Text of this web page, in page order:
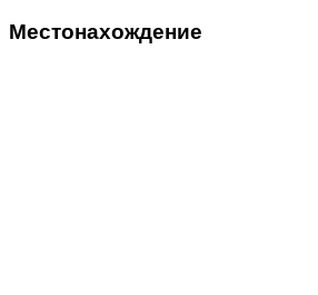
Местонахождение